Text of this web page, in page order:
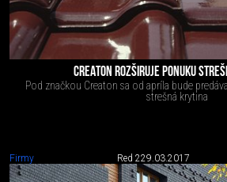
CREATON ROZŠIRUJE PONUKU
Pod značkou Creaton sa od apríla bude
strešná krytina
Firmy Red 229.03.2017